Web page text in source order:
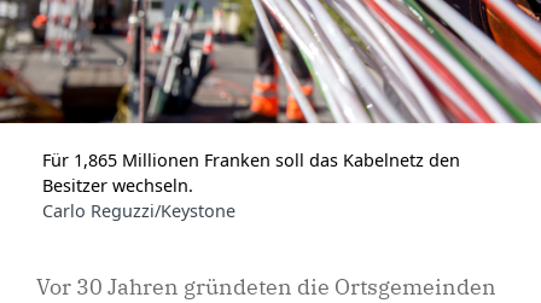
Für 1,865 Millionen Franken soll das Kabelnetz den
Besitzer wechseln.
Carlo Reguzzi/Keystone
Vor 30 Jahren gründeten die Ortsgemeinden